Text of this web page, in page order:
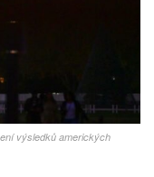
výsledků amerických